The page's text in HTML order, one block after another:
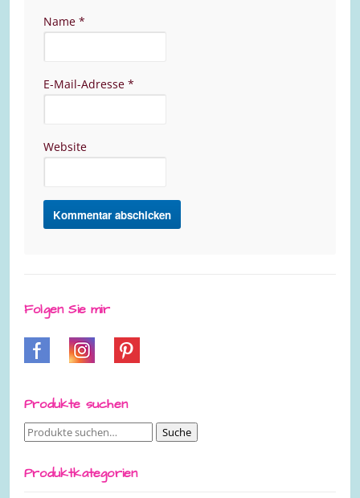
Name *
E-Mail-Adresse *
Website
Folgen Sie mir
Produkte suchen
Suche
Suche
Produktkategorien